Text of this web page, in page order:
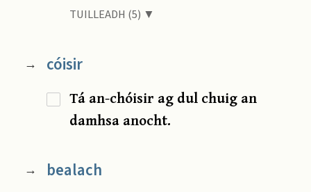
TUILLEADH (5) ▼
→ cóisir
Tá an-chóisir ag dul chuig an
damhsa anocht.
→ bealach